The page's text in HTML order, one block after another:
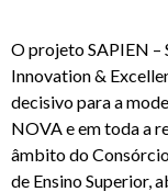
O projeto SAPIEN –
Innovation &
decisivo para a
NOVA e em toda a
âmbito do
de Ensino Superior,